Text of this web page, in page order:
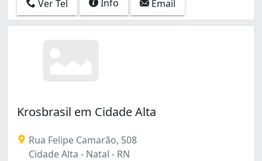
Ver Tel Info Email
Krosbrasil em Cidade Alta
Rua Felipe Camarão, 508
Cidade Alta - Natal - RN